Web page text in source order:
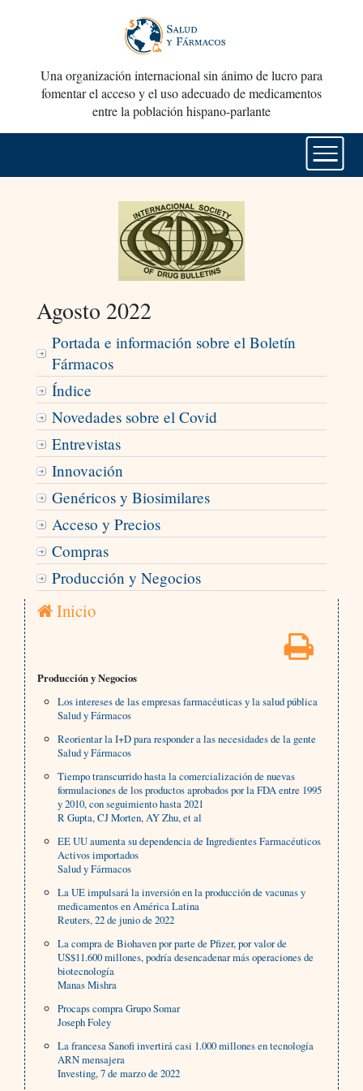
Una organización internacional sin ánimo de lucro para
fomentar el acceso y el uso adecuado de medicamentos
entre la población hispano-parlante
Agosto 2022
Portada e información sobre el Boletín
Fármacos
Índice
Novedades sobre el Covid
Entrevistas
Innovación
Genéricos y Biosimilares
Acceso y Precios
Compras
Producción y Negocios
Inicio
Producción y Negocios
Los intereses de las empresas farmacéuticas y la salud pública
Salud y Fármacos
Reorientar la I+D para responder a las necesidades de la gente
Salud y Fármacos
Tiempo transcurrido hasta la comercialización de nuevas
formulaciones de los productos aprobados por la FDA entre 1995
y 2010, con seguimiento hasta 2021
R Gupta, CJ Morten, AY Zhu, et al
EE UU aumenta su dependencia de Ingredientes Farmacéuticos
Activos importados
Salud y Fármacos
La UE impulsará la inversión en la producción de vacunas y
medicamentos en América Latina
Reuters, 22 de junio de 2022
La compra de Biohaven por parte de Pfizer, por valor de
US$11.600 millones, podría desencadenar más operaciones de
biotecnología
Manas Mishra
Procaps compra Grupo Somar
Joseph Foley
La francesa Sanofi invertirá casi 1.000 millones en tecnología
ARN mensajera
Investing, 7 de marzo de 2022